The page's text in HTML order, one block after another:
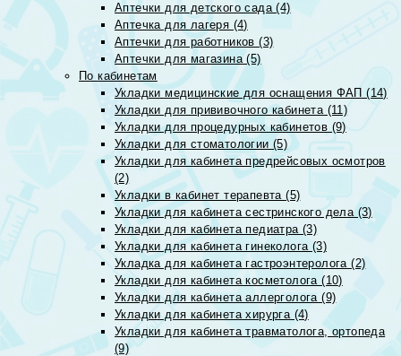
Аптечки для детского сада (4)
Аптечка для лагеря (4)
Аптечки для работников (3)
Аптечки для магазина (5)
По кабинетам
Укладки медицинские для оснащения ФАП (14)
Укладки для прививочного кабинета (11)
Укладки для процедурных кабинетов (9)
Укладки для стоматологии (5)
Укладки для кабинета предрейсовых осмотров
(2)
Укладки в кабинет терапевта (5)
Укладки для кабинета сестринского дела (3)
Укладки для кабинета педиатра (3)
Укладки для кабинета гинеколога (3)
Укладка для кабинета гастроэнтеролога (2)
Укладки для кабинета косметолога (10)
Укладки для кабинета аллерголога (9)
Укладки для кабинета хирурга (4)
Укладки для кабинета травматолога, ортопеда
(9)